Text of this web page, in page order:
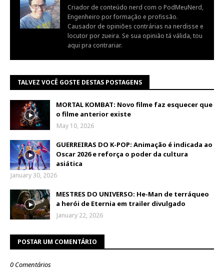
Criador de conteúdo nerd com o PodMeuNerd,
Engenheiro por formação e profissão.
Causador de opiniões contrárias na nerdisse e
locutor por zueira. Se sua opinião tá válida, tou
aqui pra contrariar.
TALVEZ VOCÊ GOSTE DESTAS POSTAGENS
MORTAL KOMBAT: Novo filme faz esquecer que
o filme anterior existe
May 10, 2026
GUERREIRAS DO K-POP: Animação é indicada ao
Oscar 2026 e reforça o poder da cultura
asiática
January 30, 2026
MESTRES DO UNIVERSO: He-Man de terráqueo
a herói de Eternia em trailer divulgado
January 22, 2026
POSTAR UM COMENTÁRIO
0 Comentários